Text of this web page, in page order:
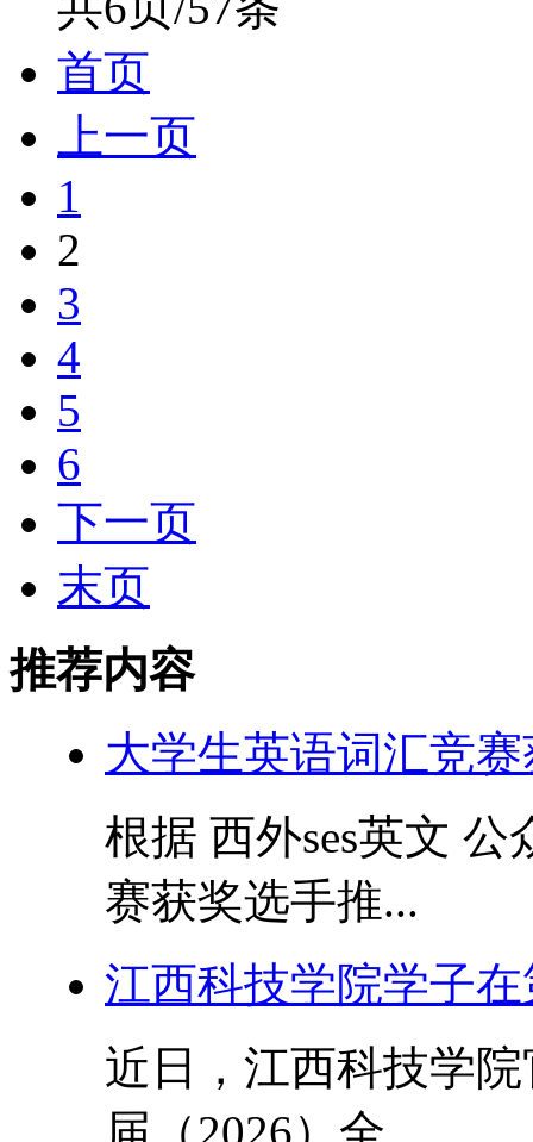
首页
上一页
1
2
3
4
5
6
下一页
末页
推荐内容
大学生英语词汇竞
根据 西外ses英文
赛获奖选手推...
江西科技学院学子
近日，江西科技学
届（2026）全...